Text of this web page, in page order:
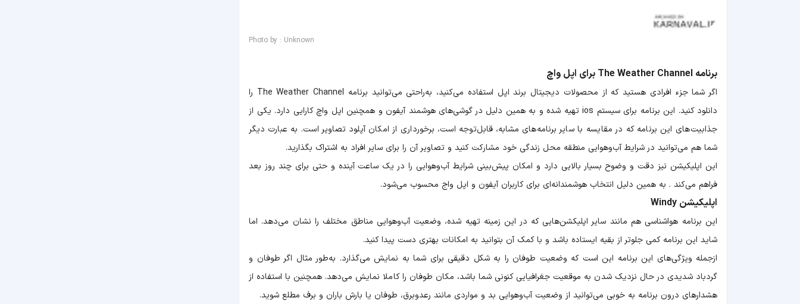
Photo by : Unknown
برنامه The Weather Channel برای اپل واچ
اگر شما جزء افرادی هستید که از محصولات دیجیتال برند اپل استفاده می‌کنید، به‌راحتی می‌توانید برنامه The Weather Channel را
دانلود کنید. این برنامه برای سیستم ios تهیه شده و به همین دلیل در گوشی‌های هوشمند آیفون و همچنین اپل واچ کارایی دارد. یکی از
جذابیت‌های این برنامه که در مقایسه با سایر برنامه‌های مشابه، قابل‌توجه است، برخورداری از امکان آپلود تصاویر است. به عبارت دیگر
شما هم می‌توانید در شرایط آب‌وهوایی منطقه محل زندگی خود مشارکت کنید و تصاویر آن را برای سایر افراد به اشتراک بگذارید.
این اپلیکیشن نیز دقت و وضوح بسیار بالایی دارد و امکان پیش‌بینی شرایط آب‌وهوایی را در یک ساعت آینده و حتی برای چند روز بعد
فراهم می‌کند . به همین دلیل انتخاب هوشمندانه‌ای برای کاربران آیفون و اپل واج محسوب می‌شود.
اپلیکیشن Windy
این برنامه هواشناسی هم مانند سایر اپلیکشن‌هایی که در این زمینه تهیه شده، وضعیت آب‌وهوایی مناطق مختلف را نشان می‌دهد. اما
شاید این برنامه کمی جلوتر از بقیه ایستاده باشد و با کمک آن بتوانید به امکانات بهتری دست پیدا کنید.
ازجمله ویژگی‌های این برنامه این است که وضعیت طوفان را به شکل دقیقی برای شما به نمایش می‌گذارد. به‌طور مثال اگر طوفان و
گردباد شدیدی در حال نزدیک شدن به موقعیت جغرافیایی کنونی شما باشد، مکان طوفان را کاملا نمایش می‌دهد. همچنین با استفاده از
هشدارهای درون برنامه به خوبی می‌توانید از وضعیت آب‌وهوایی بد و مواردی مانند رعدوبرق، طوفان یا بارش باران و برف مطلع شوید.